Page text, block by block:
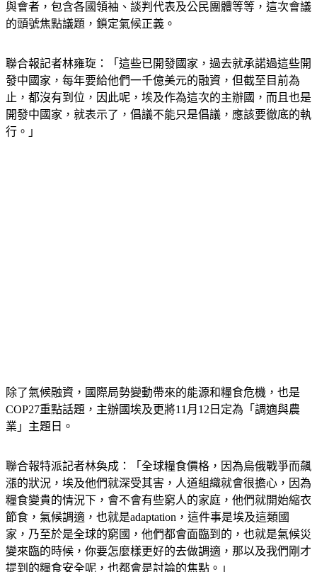
與會者，包含各國領袖、談判代表及公民團體等等，這次會議
的頭號焦點議題，鎖定氣候正義。
聯合報記者林雍琁：「這些已開發國家，過去就承諾過這些開
發中國家，每年要給他們一千億美元的融資，但截至目前為
止，都沒有到位，因此呢，埃及作為這次的主辦國，而且也是
開發中國家，就表示了，倡議不能只是倡議，應該要徹底的執
行。」
除了氣候融資，國際局勢變動帶來的能源和糧食危機，也是
COP27重點話題，主辦國埃及更將11月12日定為「調適與農
業」主題日。
聯合報特派記者林奐成：「全球糧食價格，因為烏俄戰爭而飆
漲的狀況，埃及他們就深受其害，人道組織就會很擔心，因為
糧食變貴的情況下，會不會有些窮人的家庭，他們就開始縮衣
節食，氣候調適，也就是adaptation，這件事是埃及這類國
家，乃至於是全球的窮國，他們都會面臨到的，也就是氣候災
變來臨的時候，你要怎麼樣更好的去做調適，那以及我們剛才
提到的糧食安全呢，也都會是討論的焦點。」